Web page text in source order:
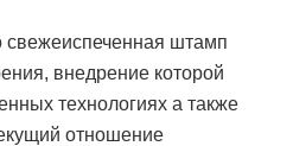
штамп
внедрение которой
технологиях а также
отношение